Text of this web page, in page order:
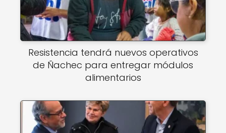
Resistencia tendrá nuevos operativos
de Ñachec para entregar módulos
alimentarios